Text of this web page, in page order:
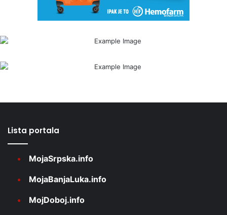
Lista portala
MojaSrpska.info
MojaBanjaLuka.info
MojDoboj.info